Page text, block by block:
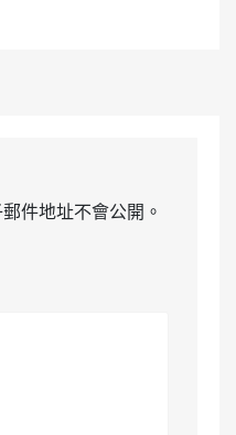
件地址不會公開。